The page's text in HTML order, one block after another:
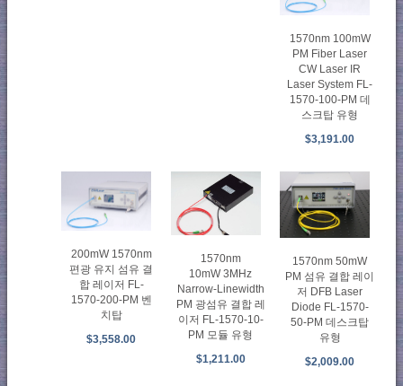
1570nm 100mW
PM Fiber Laser
CW Laser IR
Laser System FL-
1570-100-PM 데
스크탑 유형
$3,191.00
200mW 1570nm
편광 유지 섬유 결
합 레이저 FL-
1570-200-PM 벤
치탑
$3,558.00
1570nm
10mW 3MHz
Narrow-Linewidth
PM 광섬유 결합 레
이저 FL-1570-10-
PM 모듈 유형
$1,211.00
1570nm 50mW
PM 섬유 결합 레이
저 DFB Laser
Diode FL-1570-
50-PM 데스크탑
유형
$2,009.00